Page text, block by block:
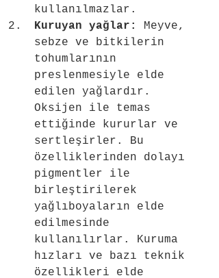
kullanılmazlar.
Kuruyan yağlar:
Meyve,
sebze ve bitkilerin
tohumlarının
preslenmesiyle elde
edilen yağlardır.
Oksijen ile temas
ettiğinde kururlar ve
sertleşirler. Bu
özelliklerinden dolayı
pigmentler ile
birleştirilerek
yağlıboyaların elde
edilmesinde
kullanılırlar. Kuruma
hızları ve bazı teknik
özellikleri elde